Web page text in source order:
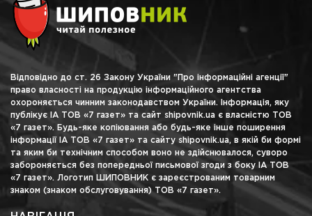
Відповідно до ст. 26 Закону України "Про інформаційні агенції"
право власності на продукцію інформаційного агентства
охороняється чинним законодавством України. Інформація, яку
публікує ІА ТОВ «7 газет» та сайт shipovnik.ua є власністю ТОВ
«7 газет». Будь-яке копіювання або будь-яке інше поширення
інформації ІА ТОВ «7 газет» та сайту shipovnik.ua, в якій би формі
та яким би технічним способом воно не здійснювалося, суворо
забороняється без попередньої письмової згоди з боку ІА ТОВ
«7 газет». Логотип ШИПОВНИК є зареєстрованим товарним
знаком (знаком обслуговування) ТОВ «7 газет».